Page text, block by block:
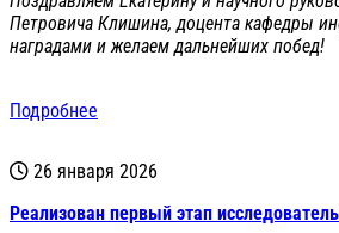
Петровича Клишина, доцента кафедры
наградами и желаем дальнейших побед!
Подробнее
26 января 2026
Реализован первый этап